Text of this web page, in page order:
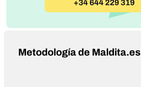
Metodología de Maldita.es